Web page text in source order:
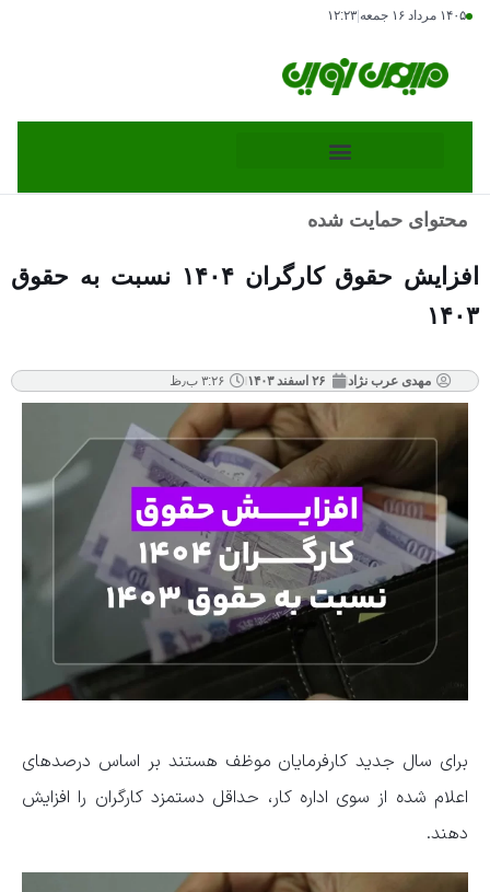
۱۴۰۵ مرداد ۱۶ جمعه ۱۲:۲۳
محتوای حمایت شده
افزایش حقوق کارگران ۱۴۰۴ نسبت به حقوق
۱۴۰۳
مهدی عرب نژاد ۲۶ اسفند ۱۴۰۳ ۳:۲۶ ب٫ظ
برای سال جدید کارفرمایان موظف هستند بر اساس درصدهای
اعلام شده از سوی اداره کار، حداقل دستمزد کارگران را افزایش
دهند.